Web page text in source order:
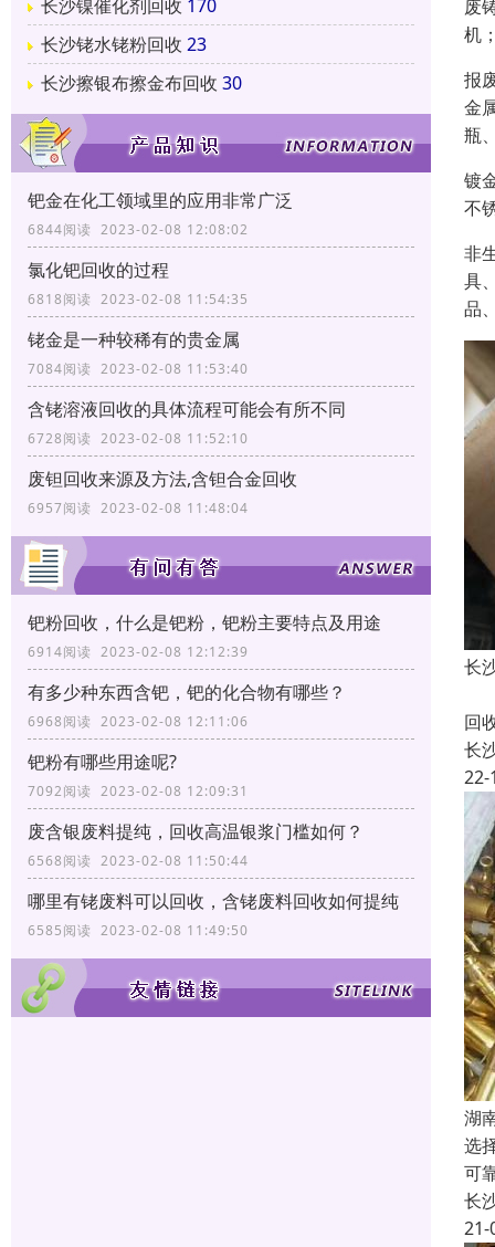
长沙镍催化剂回收 170
长沙铑水铑粉回收 23
长沙擦银布擦金布回收 30
钯金在化工领域里的应用非常广泛
6844阅读 2023-02-08 12:08:02
氯化钯回收的过程
6818阅读 2023-02-08 11:54:35
铑金是一种较稀有的贵金属
7084阅读 2023-02-08 11:53:40
含铑溶液回收的具体流程可能会有所不同
6728阅读 2023-02-08 11:52:10
废钽回收来源及方法,含钽合金回收
6957阅读 2023-02-08 11:48:04
钯粉回收，什么是钯粉，钯粉主要特点及用途
6914阅读 2023-02-08 12:12:39
有多少种东西含钯，钯的化合物有哪些？
6968阅读 2023-02-08 12:11:06
钯粉有哪些用途呢?
7092阅读 2023-02-08 12:09:31
废含银废料提纯，回收高温银浆门槛如何？
6568阅读 2023-02-08 11:50:44
哪里有铑废料可以回收，含铑废料回收如何提纯
6585阅读 2023-02-08 11:49:50
废
机
报
金
瓶
镀
不
非
具
品
长
回
长
22-
湖
选
可
长
21-